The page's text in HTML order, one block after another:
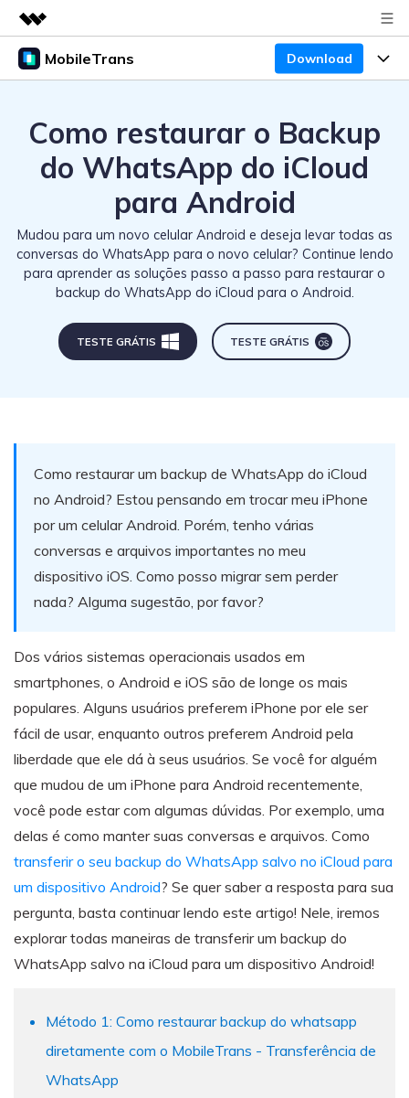
Produtos em destaque
Utilitários
Visão geral
Soluções
Sala de imprensa
Loja
Suporte
MobileTrans Download
Desktop
Transferência do WhatsApp
entre dispositivos Android e iOS.
Transferência de celular
Transferir mensagens, fotos, vídeos e muito mais
de celular para outro, celular para computador e
vice-versa.
backups facilmente.
Recuperar visulização única de WhatsApp
Recupere todas as mídias de visulização única do
WhatsApp — fotos, vídeos e mensagens de voz.
App
Business sem redefinição de fábrica.
MobileTrans App
Transferir dados do telefone, dados do
WhatsApp e arquivos entre dispositivos.
WeLastseen
O WeLastseen mantém seu WhatsApp conectado
e informado.
Preços
Preços para Windows
Preços para Mac
Preços para empresas
Preços Educacionais
Centro de apoio
Guia de usuario
FAQ
Mais suporte
Blogs
Temas em Destaque
Temas em Destaque
BUSCAR
Download
Como restaurar o Backup
do WhatsApp do iCloud
para Android
Mudou para um novo celular Android e deseja levar todas as
conversas do WhatsApp para o novo celular? Continue lendo
para aprender as soluções passo a passo para restaurar o
backup do WhatsApp do iCloud para o Android.
TESTE GRÁTIS TESTE GRÁTIS
Como restaurar um backup de WhatsApp do iCloud
no Android? Estou pensando em trocar meu iPhone
por um celular Android. Porém, tenho várias
conversas e arquivos importantes no meu
dispositivo iOS. Como posso migrar sem perder
nada? Alguma sugestão, por favor?
Dos vários sistemas operacionais usados em
smartphones, o Android e iOS são de longe os mais
populares. Alguns usuários preferem iPhone por ele ser
fácil de usar, enquanto outros preferem Android pela
liberdade que ele dá à seus usuários. Se você for alguém
que mudou de um iPhone para Android recentemente,
você pode estar com algumas dúvidas. Por exemplo, uma
delas é como manter suas conversas e arquivos. Como
transferir o seu backup do WhatsApp salvo no iCloud para
um dispositivo Android? Se quer saber a resposta para sua
pergunta, basta continuar lendo este artigo! Nele, iremos
explorar todas maneiras de transferir um backup do
WhatsApp salvo na iCloud para um dispositivo Android!
Método 1: Como restaurar backup do whatsapp
diretamente com o MobileTrans - Transferência de
WhatsApp